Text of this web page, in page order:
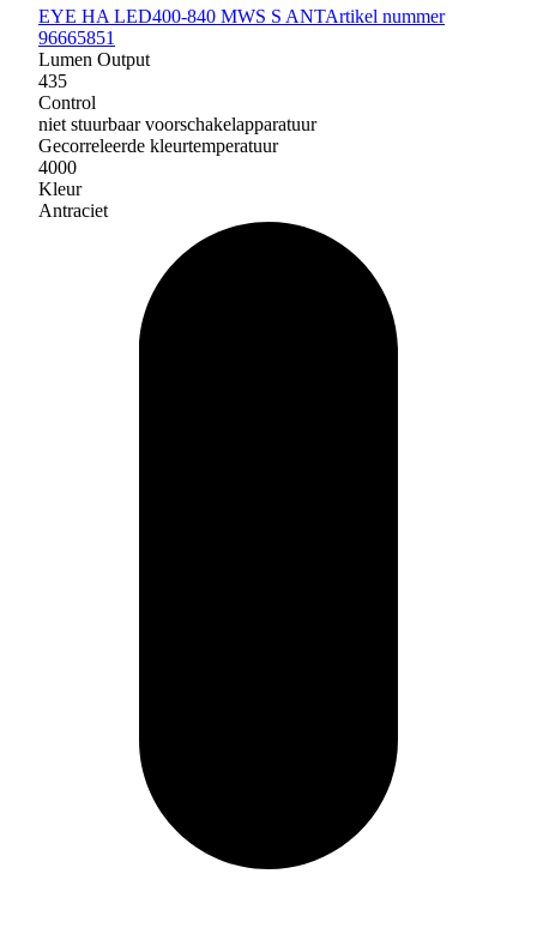
EYE HA LED400-840 MWS S ANTArtikel nummer
96665851
Lumen Output
435
Control
niet stuurbaar voorschakelapparatuur
Gecorreleerde kleurtemperatuur
4000
Kleur
Antraciet